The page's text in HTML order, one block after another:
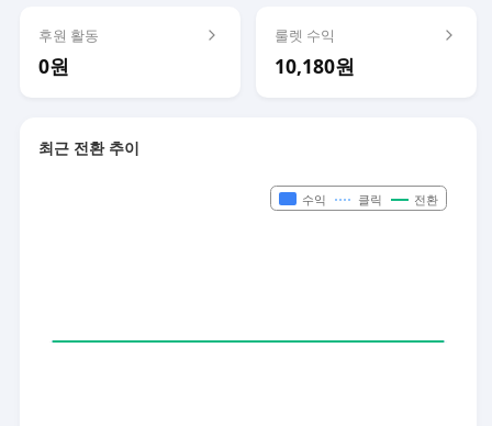
후원 활동
0원
룰렛 수익
10,180원
최근 전환 추이